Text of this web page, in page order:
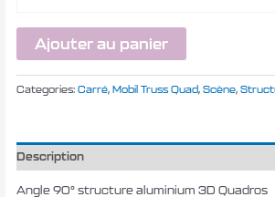
Ajouter au panier
Categories:Carré,Mobil Truss Quad,Scène,
Description
Angle 90° structure aluminium 3D Quadros